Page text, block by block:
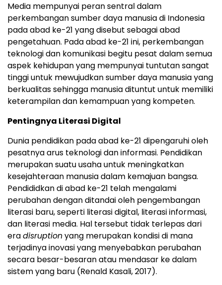
Media mempunyai peran sentral dalam
perkembangan sumber daya manusia di Indonesia
pada abad ke-21 yang disebut sebagai abad
pengetahuan. Pada abad ke-21 ini, perkembangan
teknologi dan komunikasi begitu pesat dalam semua
aspek kehidupan yang mempunyai tuntutan sangat
tinggi untuk mewujudkan sumber daya manusia yang
berkualitas sehingga manusia dituntut untuk memiliki
keterampilan dan kemampuan yang kompeten.
Pentingnya Literasi Digital
Dunia pendidikan pada abad ke-21 dipengaruhi oleh
pesatnya arus teknologi dan informasi. Pendidikan
merupakan suatu usaha untuk meningkatkan
kesejahteraan manusia dalam kemajuan bangsa.
Pendididkan di abad ke-21 telah mengalami
perubahan dengan ditandai oleh pengembangan
literasi baru, seperti literasi digital, literasi informasi,
dan literasi media. Hal tersebut tidak terlepas dari
eradisruptionyang merupakan kondisi di mana
terjadinya inovasi yang menyebabkan perubahan
secara besar-besaran atau mendasar ke dalam
sistem yang baru (Renald Kasali, 2017).